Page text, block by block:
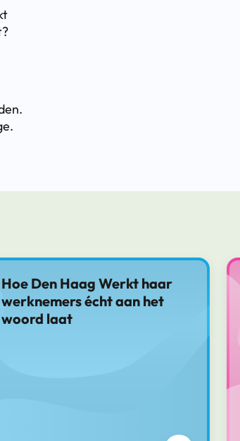
Hoe Den Haag Werkt haar
werknemers écht aan het
woord laat